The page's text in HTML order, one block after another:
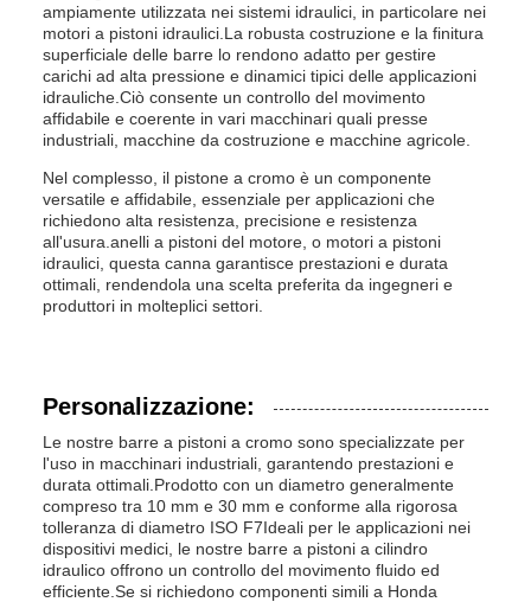
ampiamente utilizzata nei sistemi idraulici, in particolare nei
motori a pistoni idraulici.La robusta costruzione e la finitura
superficiale delle barre lo rendono adatto per gestire
carichi ad alta pressione e dinamici tipici delle applicazioni
idrauliche.Ciò consente un controllo del movimento
affidabile e coerente in vari macchinari quali presse
industriali, macchine da costruzione e macchine agricole.
Nel complesso, il pistone a cromo è un componente
versatile e affidabile, essenziale per applicazioni che
richiedono alta resistenza, precisione e resistenza
all'usura.anelli a pistoni del motore, o motori a pistoni
idraulici, questa canna garantisce prestazioni e durata
ottimali, rendendola una scelta preferita da ingegneri e
produttori in molteplici settori.
Personalizzazione:
Le nostre barre a pistoni a cromo sono specializzate per
l'uso in macchinari industriali, garantendo prestazioni e
durata ottimali.Prodotto con un diametro generalmente
compreso tra 10 mm e 30 mm e conforme alla rigorosa
tolleranza di diametro ISO F7Ideali per le applicazioni nei
dispositivi medici, le nostre barre a pistoni a cilindro
idraulico offrono un controllo del movimento fluido ed
efficiente.Se si richiedono componenti simili a Honda